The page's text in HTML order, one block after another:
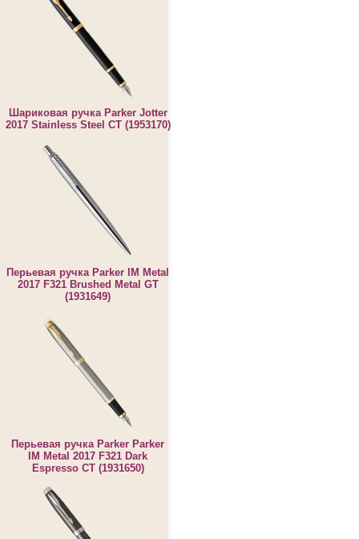
Шариковая ручка Parker Jotter
2017 Stainless Steel CT (1953170)
Перьевая ручка Parker IM Metal
2017 F321 Brushed Metal GT
(1931649)
Перьевая ручка Parker Parker
IM Metal 2017 F321 Dark
Espresso CT (1931650)